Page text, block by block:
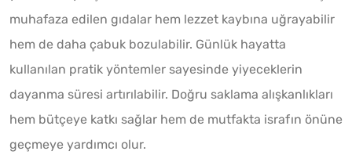
muhafaza edilen gıdalar hem lezzet kaybına uğrayabilir
hem de daha çabuk bozulabilir. Günlük hayatta
kullanılan pratik yöntemler sayesinde yiyeceklerin
dayanma süresi artırılabilir. Doğru saklama alışkanlıkları
hem bütçeye katkı sağlar hem de mutfakta israfın önüne
geçmeye yardımcı olur.